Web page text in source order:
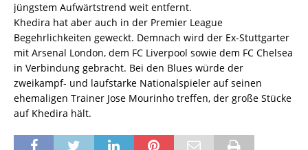
jüngstem Aufwärtstrend weit entfernt.
Khedira hat aber auch in der Premier League
Begehrlichkeiten geweckt. Demnach wird der Ex-Stuttgarter
mit Arsenal London, dem FC Liverpool sowie dem FC Chelsea
in Verbindung gebracht. Bei den Blues würde der
zweikampf- und laufstarke Nationalspieler auf seinen
ehemaligen Trainer Jose Mourinho treffen, der große Stücke
auf Khedira hält.